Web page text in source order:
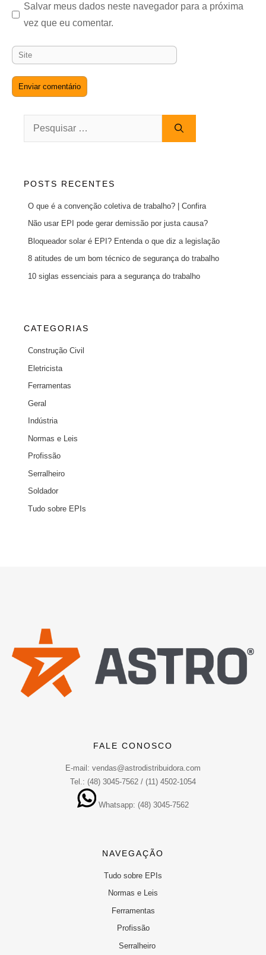
Salvar meus dados neste navegador para a próxima
vez que eu comentar.
Site
POSTS RECENTES
O que é a convenção coletiva de trabalho? | Confira
Não usar EPI pode gerar demissão por justa causa?
Bloqueador solar é EPI? Entenda o que diz a legislação
8 atitudes de um bom técnico de segurança do trabalho
10 siglas essenciais para a segurança do trabalho
CATEGORIAS
Construção Civil
Eletricista
Ferramentas
Geral
Indústria
Normas e Leis
Profissão
Serralheiro
Soldador
Tudo sobre EPIs
FALE CONOSCO
E-mail: vendas@astrodistribuidora.com
Tel.: (48) 3045-7562 / (11) 4502-1054
Whatsapp: (48) 3045-7562
NAVEGAÇÃO
Tudo sobre EPIs
Normas e Leis
Ferramentas
Profissão
Serralheiro